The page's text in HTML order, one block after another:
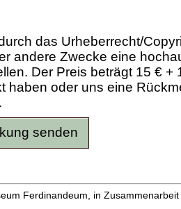
das Urheberrecht/
andere Zwecke eine
Der Preis beträgt 15 € +
haben oder uns eine
Ferdinandeum, in